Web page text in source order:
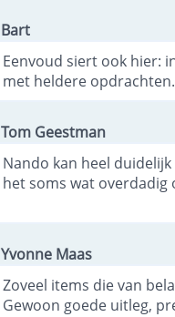
Bart
Eenvoud siert ook hier:
met heldere opdrachten.
Tom Geestman
Nando kan heel
het soms wat overdadig
Yvonne Maas
Zoveel items die van
Gewoon goede uitleg,